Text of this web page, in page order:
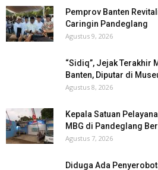
Pemprov Banten
Caringin Pandeglang
Agustus 9, 2026
“Sidiq”, Jejak Terakhir
Banten, Diputar di
Agustus 8, 2026
Kepala Satuan
MBG di Pandeglang
Agustus 7, 2026
Diduga Ada